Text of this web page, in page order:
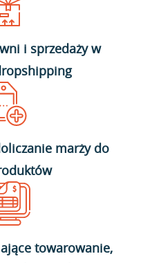
i sprzedaży w
marży do
towarowanie,